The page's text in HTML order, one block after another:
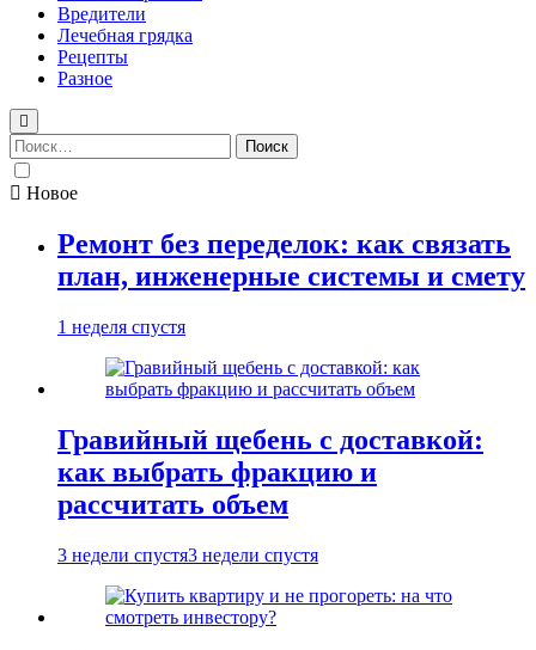
Вредители
Лечебная грядка
Рецепты
Разное
Найти:
Новое
Ремонт без переделок: как связать
план, инженерные системы и смету
1 неделя спустя
Гравийный щебень с доставкой:
как выбрать фракцию и
рассчитать объем
3 недели спустя3 недели спустя